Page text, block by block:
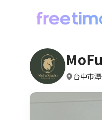
台中市